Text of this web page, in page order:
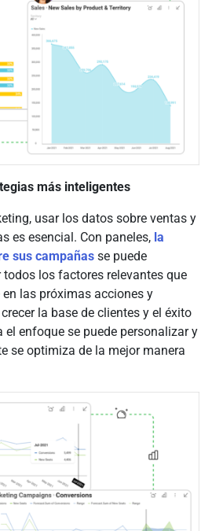
más inteligentes
usar los datos sobre ventas y
es esencial. Con paneles, la
sus campañas se puede
los factores relevantes que
las próximas acciones y
la base de clientes y el éxito
el enfoque se puede personalizar y
se optimiza de la mejor manera